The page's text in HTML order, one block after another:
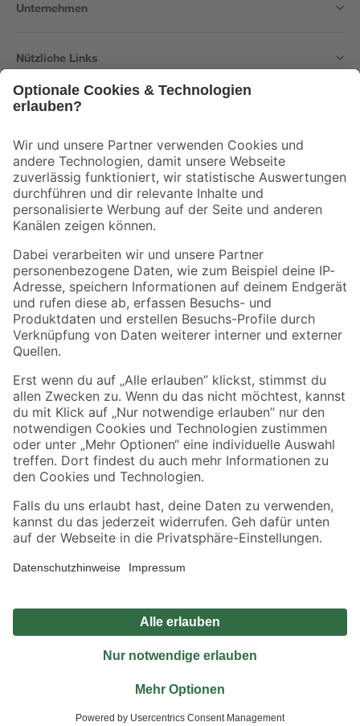
Unternehmen
Nützliche Links
Der toom Newsletter: Keine Angebote und Aktionen mehr verpassen!
Zur Newsletter Anmeldung
Folge uns
Zahlungsarten Versandarten
Sicher einkaufen
Jetzt die toom-App herunterladen
Alle Preisangaben in EUR inkl. gesetzl. MwSt.. Die dargestellten Angebote sind unter
Umständen nicht in allen Märkten verfügbar. Die angegebenen Verfügbarkeiten beziehen
Produkte nur solange der Vorrat reicht.
*Paketversand ab 59 € versandkostenfrei, gilt nicht für Artikel mit Speditionsversand, hier
Privatsphäre Impressum
Nutzungsbedingungen
Widerrufsrecht
Vertrag widerrufen
© 2026 toom Baumarkt GmbH